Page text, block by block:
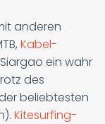
anderen
Kabel-
ein wahr
des
beliebtesten
Kitesurfing-